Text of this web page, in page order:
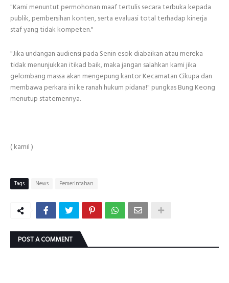
"Kami menuntut permohonan maaf tertulis secara terbuka kepada
publik, pembersihan konten, serta evaluasi total terhadap kinerja
staf yang tidak kompeten."
"Jika undangan audiensi pada Senin esok diabaikan atau mereka
tidak menunjukkan itikad baik, maka jangan salahkan kami jika
gelombang massa akan mengepung kantor Kecamatan Cikupa dan
membawa perkara ini ke ranah hukum pidana!" pungkas Bung Keong
menutup statemennya.
( kamil )
Tags News Pemerintahan
POST A COMMENT